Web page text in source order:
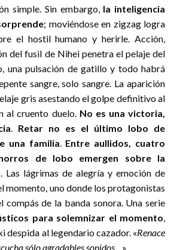
simple. Sin embargo, la inteligencia
; moviéndose en zigzag logra
el hostil humano y herirle. Acción,
del fusil de Nihei penetra el pelaje del
una pulsación de gatillo y todo habrá
sangre, solo sangre. La aparición
gris asestando el golpe definitivo al
al cruento duelo. No es una victoria,
Retar no es el último lobo de
una familia Entre aullidos, cuatro
de lobo emergen sobre la
. Las lágrimas de alegría y emoción de
momento, uno donde los protagonistas
compás de la banda sonora. Una serie
para solemnizar el momento
despida al legendario cazador. «Renace
sólo agradables sonidos… »